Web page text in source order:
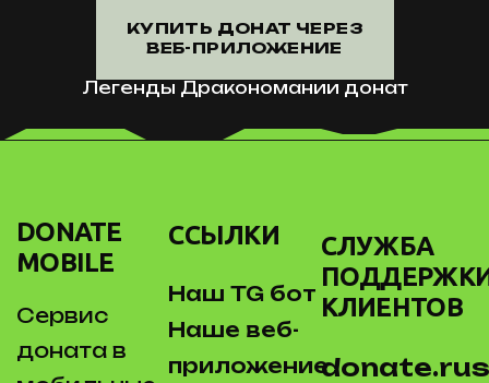
КУПИТЬ ДОНАТ ЧЕРЕЗ
ВЕБ-ПРИЛОЖЕНИЕ
Легенды Дракономании донат
DONATE
MOBILE
Сервис
доната в
ССЫЛКИ
Наш TG бот
Наше веб-
приложение
СЛУЖБА
КЛИЕНТОВ